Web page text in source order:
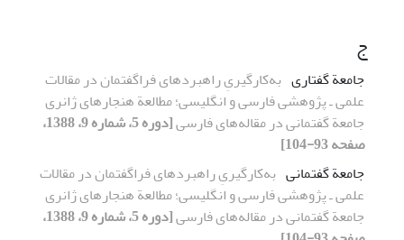
ج
جامعة گفتاری به‌کارگیریِ راهبردهای فراگفتمان در مقالات
علمی ـ پژوهشی فارسی و انگلیسی؛ مطالعة هنجارهای ژانری
جامعة گفتمانی در مقاله‌های فارسی
[دوره 5، شماره 9، 1388،
صفحه 93-104]
جامعة گفتمانی به‌کارگیریِ راهبردهای فراگفتمان در مقالات
علمی ـ پژوهشی فارسی و انگلیسی؛ مطالعة هنجارهای ژانری
جامعة گفتمانی در مقاله‌های فارسی
[دوره 5، شماره 9، 1388،